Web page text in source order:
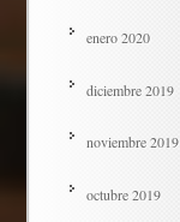
enero 2020
diciembre 2019
noviembre 2019
octubre 2019